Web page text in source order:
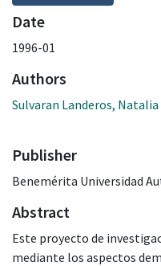
Date
1996-01
Authors
Sulvaran Landeros, Natalia
Publisher
Benemérita Universidad
Abstract
Este proyecto de
mediante los aspectos